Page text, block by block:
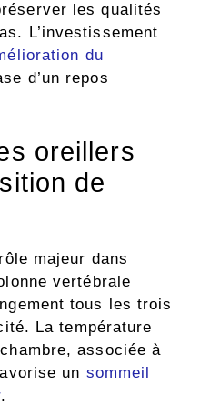
les qualités
L’investissement
du
d’un repos
oreillers
de
majeur dans
vertébrale
tous les trois
La température
associée à
un sommeil
.